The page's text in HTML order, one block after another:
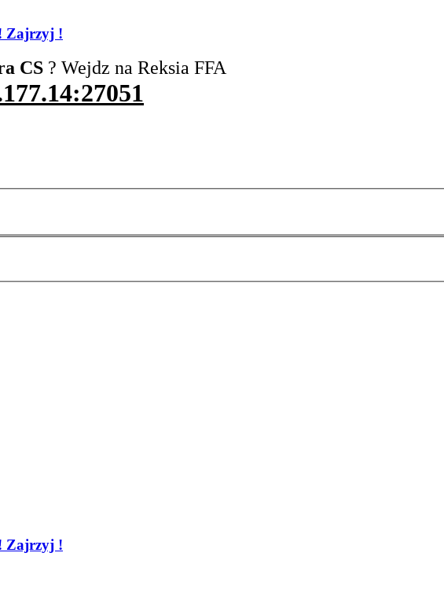
Zajrzyj !
CS ? Wejdz na Reksia FFA
Zajrzyj !